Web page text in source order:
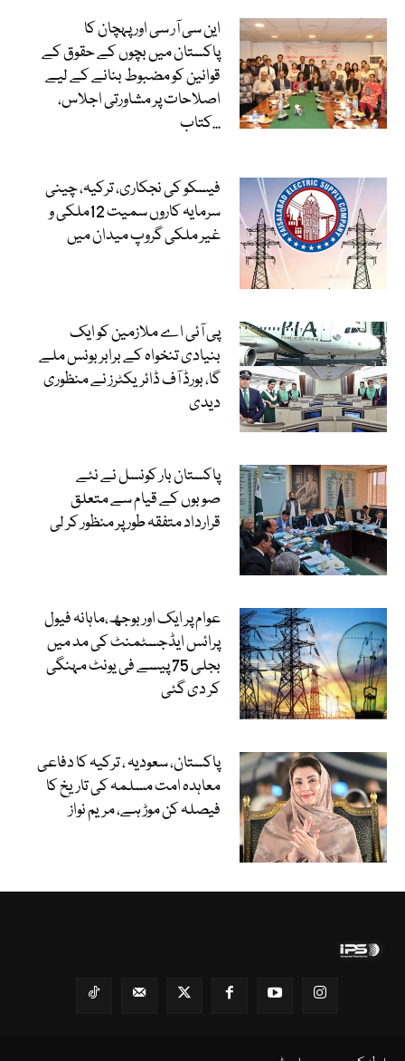
این سی آر سی اور پہچان کا
پاکستان میں بچوں کے حقوق کے
قوانین کو مضبوط بنانے کے لیے
اصلاحات پر مشاورتی اجلاس،
کتاب...
فیسکو کی نجکاری، ترکیہ، چینی
سرمایہ کاروں سمیت 12ملکی و
غیر ملکی گروپ میدان میں
پی آئی اے ملازمین کو ایک
بنیادی تنخواہ کے برابر بونس ملے
گا، بورڈ آف ڈائریکٹرز نے منظوری
دیدی
پاکستان بار کونسل نے نئے
صوبوں کے قیام سے متعلق
قرارداد متفقہ طور پر منظور کر لی
عوام پر ایک اور بوجھ،ماہانہ فیول
پرائس ایڈجسٹمنٹ کی مد میں
بجلی 75 پیسے فی یونٹ مہنگی
کر دی گئی
پاکستان، سعودیہ ، ترکیہ کا دفاعی
معاہدہ امت مسلمہ کی تاریخ کا
فیصلہ کن موڑ ہے، مریم نواز